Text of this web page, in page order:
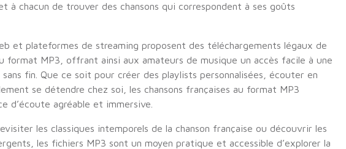
à chacun de trouver des chansons qui correspondent à ses goûts
et plateformes de streaming proposent des téléchargements légaux de
format MP3, offrant ainsi aux amateurs de musique un accès facile à une
fin. Que ce soit pour créer des playlists personnalisées, écouter en
se détendre chez soi, les chansons françaises au format MP3
d’écoute agréable et immersive.
les classiques intemporels de la chanson française ou découvrir les
les fichiers MP3 sont un moyen pratique et accessible d’explorer la